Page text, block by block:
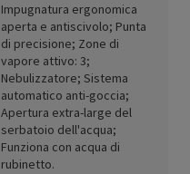
Impugnatura ergonomica
aperta e antiscivolo; Punta
di precisione; Zone di
vapore attivo: 3;
Nebulizzatore; Sistema
automatico anti-goccia;
Apertura extra-large del
serbatoio dell'acqua;
Funziona con acqua di
rubinetto.